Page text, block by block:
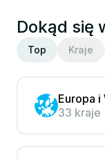
Dokąd się
Top Kraje
Europa i
33 kraje